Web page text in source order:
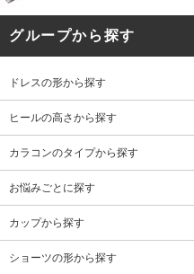
グループから探す
ドレスの形から探す
ヒールの高さから探す
カラコンのタイプから探す
お悩みごとに探す
カップから探す
ショーツの形から探す